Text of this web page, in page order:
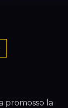
promosso la